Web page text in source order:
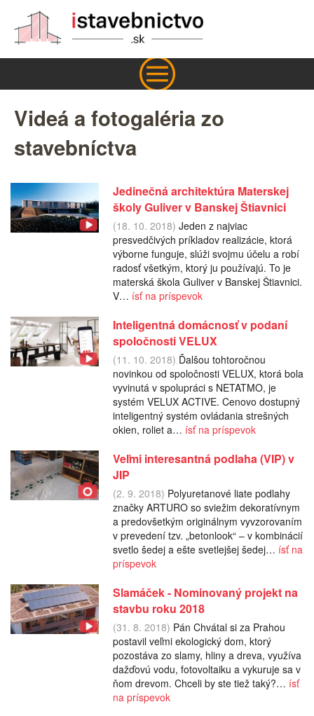
Videá a fotogaléria zo
stavebníctva
Jedinečná architektúra Materskej
školy Guliver v Banskej Štiavnici
(18. 10. 2018) Jeden z najviac
presvedčivých príkladov realizácie, ktorá
výborne funguje, slúži svojmu účelu a robí
radosť všetkým, ktorý ju používajú. To je
materská škola Guliver v Banskej Štiavnici.
V… ísť na príspevok
Inteligentná domácnosť v podaní
spoločnosti VELUX
(11. 10. 2018) Ďalšou tohtoročnou
novinkou od spoločnosti VELUX, ktorá bola
vyvinutá v spolupráci s NETATMO, je
systém VELUX ACTIVE. Cenovo dostupný
inteligentný systém ovládania strešných
okien, roliet a… ísť na príspevok
Veľmi interesantná podlaha (VIP) v
JIP
(2. 9. 2018) Polyuretanové liate podlahy
značky ARTURO so sviežim dekoratívnym
a predovšetkým originálnym vyvzorovaním
v prevedení tzv. „betonlook“ – v kombinácií
svetlo šedej a ešte svetlejšej šedej… ísť na
príspevok
Slamáček - Nominovaný projekt na
stavbu roku 2018
(31. 8. 2018) Pán Chvátal si za Prahou
postavil veľmi ekologický dom, ktorý
pozostáva zo slamy, hliny a dreva, využíva
dažďovú vodu, fotovoltaiku a vykuruje sa v
ňom drevom. Chceli by ste tiež taký?… ísť
na príspevok